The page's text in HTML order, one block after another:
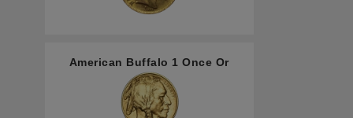
American Buffalo 1 Once Or